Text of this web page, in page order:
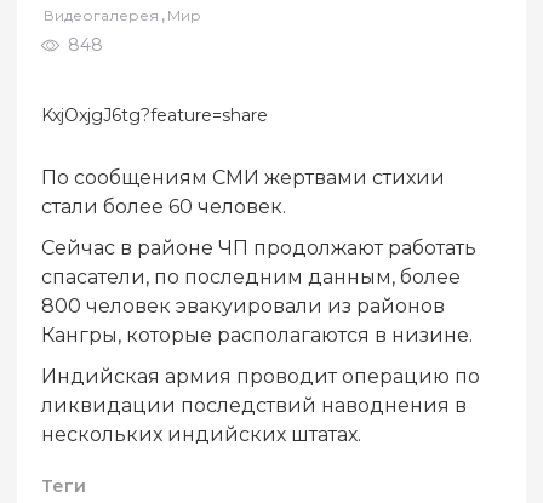
Видеогалерея , Мир
848
KxjOxjgJ6tg?feature=share
По сообщениям СМИ жертвами стихии
стали более 60 человек.
Сейчас в районе ЧП продолжают работать
спасатели, по последним данным, более
800 человек эвакуировали из районов
Кангры, которые располагаются в низине.
Индийская армия проводит операцию по
ликвидации последствий наводнения в
нескольких индийских штатах.
Теги